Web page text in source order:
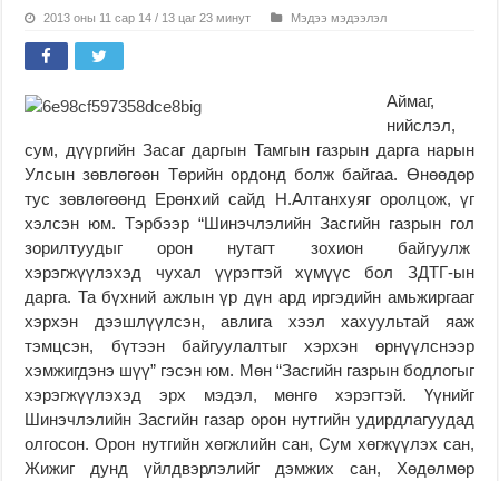
2013 оны 11 сар 14 / 13 цаг 23 минут Мэдээ мэдээлэл
Аймаг,
нийслэл,
сум, дүүргийн Засаг даргын Тамгын газрын дарга нарын
Улсын зөвлөгөөн Төрийн ордонд болж байгаа. Өнөөдөр
тус зөвлөгөөнд Ерөнхий сайд Н.Алтанхуяг оролцож, үг
хэлсэн юм. Тэрбээр “Шинэчлэлийн Засгийн газрын гол
зорилтуудыг орон нутагт зохион байгуулж
хэрэгжүүлэхэд чухал үүрэгтэй хүмүүс бол ЗДТГ-ын
дарга. Та бүхний ажлын үр дүн ард иргэдийн амьжиргааг
хэрхэн дээшлүүлсэн, авлига хээл хахуультай яаж
тэмцсэн, бүтээн байгуулалтыг хэрхэн өрнүүлснээр
хэмжигдэнэ шүү” гэсэн юм. Мөн “Засгийн газрын бодлогыг
хэрэгжүүлэхэд эрх мэдэл, мөнгө хэрэгтэй. Үүнийг
Шинэчлэлийн Засгийн газар орон нутгийн удирдлагуудад
олгосон. Орон нутгийн хөгжлийн сан, Сум хөгжүүлэх сан,
Жижиг дунд үйлдвэрлэлийг дэмжих сан, Хөдөлмөр